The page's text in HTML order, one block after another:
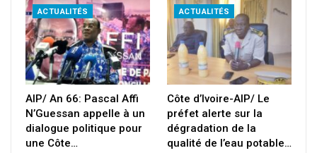
ACTUALITÉS
AIP/ An 66: Pascal Affi
N’Guessan appelle à un
dialogue politique pour
une Côte…
ACTUALITÉS
Côte d’Ivoire-AIP/ Le
préfet alerte sur la
dégradation de la
qualité de l’eau potable…